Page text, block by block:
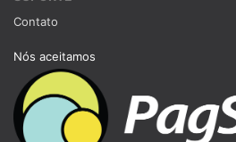
Contato
Nós aceitamos